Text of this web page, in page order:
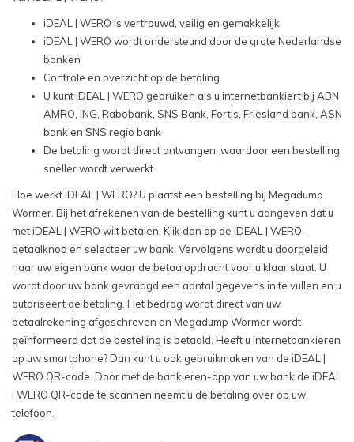
iDEAL | WERO is vertrouwd, veilig en gemakkelijk
iDEAL | WERO wordt ondersteund door de grote Nederlandse
banken
Controle en overzicht op de betaling
U kunt iDEAL | WERO gebruiken als u internetbankiert bij ABN
AMRO, ING, Rabobank, SNS Bank, Fortis, Friesland bank, ASN
bank en SNS regio bank
De betaling wordt direct ontvangen, waardoor een bestelling
sneller wordt verwerkt
Hoe werkt iDEAL | WERO? U plaatst een bestelling bij Megadump
Wormer. Bij het afrekenen van de bestelling kunt u aangeven dat u
met iDEAL | WERO wilt betalen. Klik dan op de iDEAL | WERO-
betaalknop en selecteer uw bank. Vervolgens wordt u doorgeleid
naar uw eigen bank waar de betaalopdracht voor u klaar staat. U
wordt door uw bank gevraagd een aantal gegevens in te vullen en u
autoriseert de betaling. Het bedrag wordt direct van uw
betaalrekening afgeschreven en Megadump Wormer wordt
geïnformeerd dat de bestelling is betaald. Heeft u internetbankieren
op uw smartphone? Dan kunt u ook gebruikmaken van de iDEAL |
WERO QR-code. Door met de bankieren-app van uw bank de iDEAL
| WERO QR-code te scannen neemt u de betaling over op uw
telefoon.